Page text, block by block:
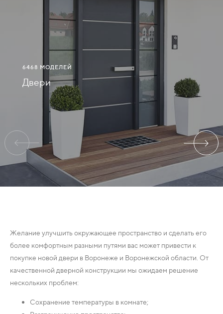
СВЯЗАТЬСЯ
ВОЙТИ
ВОРОНЕЖ
6468 МОДЕЛЕЙ
Двери
Желание улучшить окружающее пространство и сделать его
более комфортным разными путями вас может привести к
покупке новой двери в Воронеже и Воронежской области. От
качественной дверной конструкции мы ожидаем решение
нескольких проблем:
Сохранение температуры в комнате;